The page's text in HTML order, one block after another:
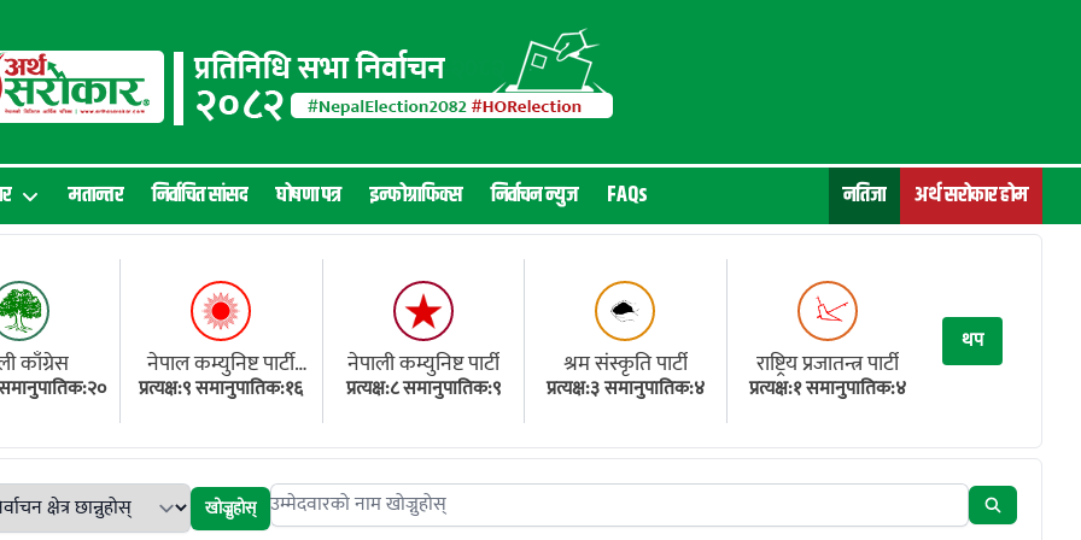
नतिजा अर्थ सरोकार होम
मतान्तर निर्वाचित सांसद घोषणा पत्र इन्फोग्राफिक्स निर्वाचन न्युज FAQs
काँग्रेस
समानुपातिक:२०
नेपाल कम्युनिष्ट पार्टी
(एमाले)
प्रत्यक्ष:९ समानुपातिक:१६
नेपाली कम्युनिष्ट पार्टी
प्रत्यक्ष:८ समानुपातिक:९
श्रम संस्कृति पार्टी
प्रत्यक्ष:३ समानुपातिक:४
राष्ट्रिय प्रजातन्त्र पार्टी
प्रत्यक्ष:१ समानुपातिक:४
थप
खोज्नुहोस् Search candidates